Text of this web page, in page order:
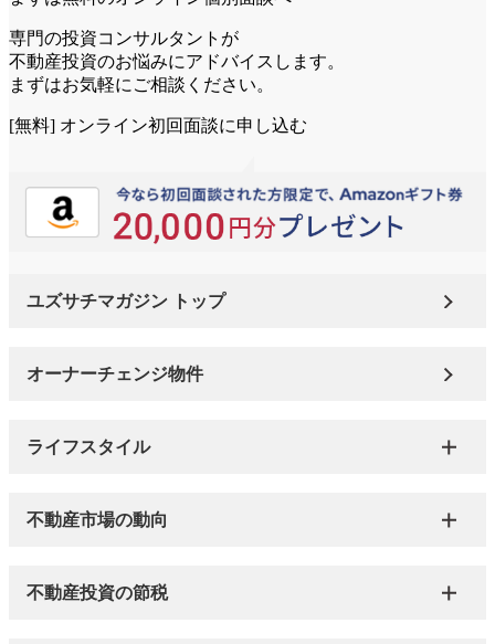
専門の投資コンサルタントが
不動産投資のお悩みにアドバイスします。
まずはお気軽にご相談ください。
[無料] オンライン初回面談に申し込む
ユズサチマガジン トップ
オーナーチェンジ物件
ライフスタイル
不動産市場の動向
不動産投資の節税